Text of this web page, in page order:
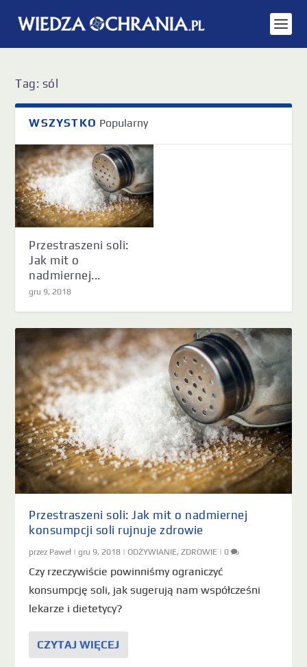
Tag: sól
WSZYSTKO Popularny
Przestraszeni soli:
Jak mit o
nadmiernej...
gru 9, 2018
Przestraszeni soli: Jak mit o nadmiernej
konsumpcji soli rujnuje zdrowie
przez Paweł |gru 9, 2018 |ODŻYWIANIE,ZDROWIE |0
Czy rzeczywiście powinniśmy ograniczyć
konsumpcję soli, jak sugerują nam współcześni
lekarze i dietetycy?
CZYTAJ WIĘCEJ